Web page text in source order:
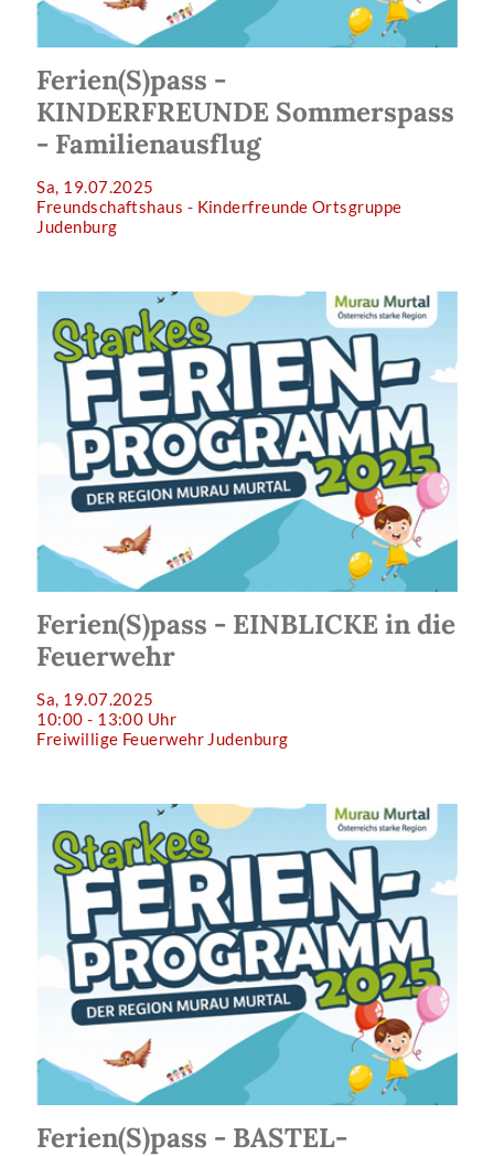
Ferien(S)pass -
KINDERFREUNDE Sommerspass
- Familienausflug
Sa, 19.07.2025
Freundschaftshaus - Kinderfreunde Ortsgruppe
Judenburg
Ferien(S)pass - EINBLICKE in die
Feuerwehr
Sa, 19.07.2025
10:00 - 13:00 Uhr
Freiwillige Feuerwehr Judenburg
Ferien(S)pass - BASTEL-